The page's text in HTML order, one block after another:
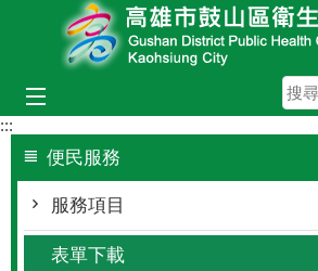
跳到主要內容區塊
:::
便民服務
服務項目
表單下載